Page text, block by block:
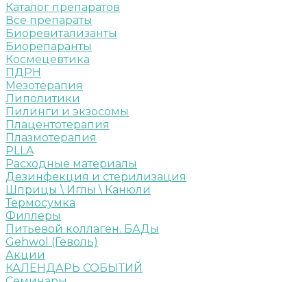
Каталог препаратов
Все препараты
Биоревитализанты
Биорепаранты
Космецевтика
ПДРН
Мезотерапия
Липолитики
Пилинги и экзосомы
Плацентотерапия
Плазмотерапия
PLLA
Расходные материалы
Дезинфекция и стерилизация
Шприцы \ Иглы \ Канюли
Термосумка
Филлеры
Питьевой коллаген. БАДы
Gehwol (Геволь)
Акции
КАЛЕНДАРЬ СОБЫТИЙ